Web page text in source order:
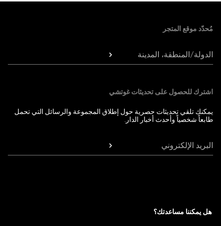
مُحدّد موقع المتجر
الدولة/المنطقة، المدينة
اشترك للحصول على تحديثات غوتشي
يمكنك تلقي تحديثات حصرية حول إطلاق المجموعة والرسائل التي تحمل
طابعاً شخصياً وأحدث أخبار الدار.
البريد الإلكتروني
هل يمكننا مساعدتك؟